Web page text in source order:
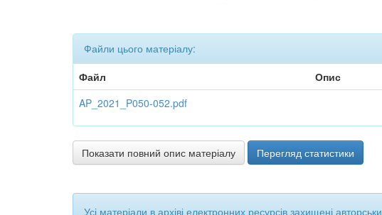
Файли цього матеріалу:
Файл
Опис
AP_2021_P050-052.pdf
Показати повний опис матеріалу Перегляд статистики
Усі матеріали в архіві електронних ресурсів захищені